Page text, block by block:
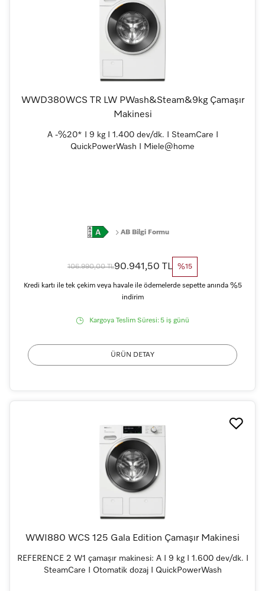
WWD380WCS TR LW PWash&Steam&9kg Çamaşır
Makinesi
A -%20* I 9 kg I 1.400 dev/dk. I SteamCare I
QuickPowerWash I Miele@home
AB Bilgi Formu
106.990,00 TL90.941,50 TL %15
Kredi kartı ile tek çekim veya havale ile ödemelerde sepette anında %5
indirim
Kargoya Teslim Süresi: 5 iş günü
ÜRÜN DETAY
WWI880 WCS 125 Gala Edition Çamaşır Makinesi
REFERENCE 2 W1 çamaşır makinesi: A I 9 kg I 1.600 dev/dk. I
SteamCare I Otomatik dozaj I QuickPowerWash